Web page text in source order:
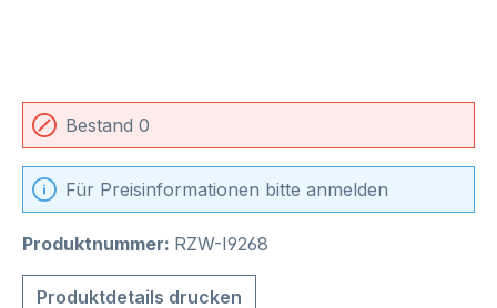
Bestand 0
Für Preisinformationen bitte anmelden
Produktnummer: RZW-I9268
Produktdetails drucken